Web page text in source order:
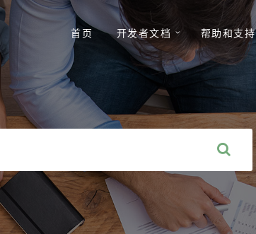
首页 开发者文档 帮助和支持